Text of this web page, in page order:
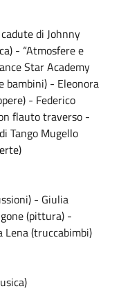
di Johnny
- “Atmosfere e
Star Academy
bambini) - Eleonora
- Federico
flauto traverso -
Tango Mugello
- Giulia
(pittura) -
(truccabimbi)